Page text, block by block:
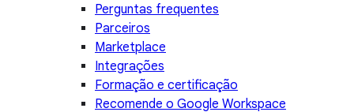
Perguntas frequentes
Parceiros
Marketplace
Integrações
Formação e certificação
Recomende o Google Workspace